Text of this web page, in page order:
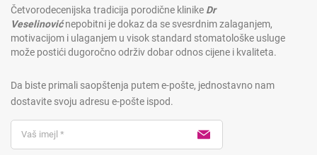
Četvorodecenijska tradicija porodične klinike Dr
Veselinovićnepobitni je dokaz da se svesrdnim zalaganjem,
motivacijom i ulaganjem u visok standard stomatološke usluge
može postići dugoročno održiv dobar odnos cijene i kvaliteta.
Da biste primali saopštenja putem e-pošte, jednostavno nam
dostavite svoju adresu e-pošte ispod.